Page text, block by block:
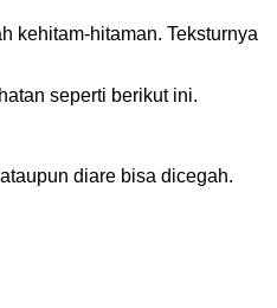
kehitam-hitaman. Teksturnya
seperti berikut ini.
diare bisa dicegah.